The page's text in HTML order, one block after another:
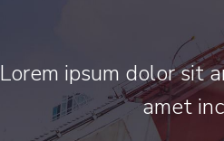
Lorem ipsum dolor sit
amet